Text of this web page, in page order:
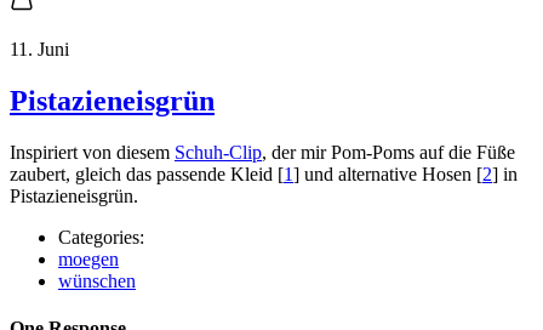
11. Juni
Pistazieneisgrün
Inspiriert von diesem Schuh-Clip, der mir Pom-Poms auf die Füße
zaubert, gleich das passende Kleid [1] und alternative Hosen [2] in
Pistazieneisgrün.
Categories:
moegen
wünschen